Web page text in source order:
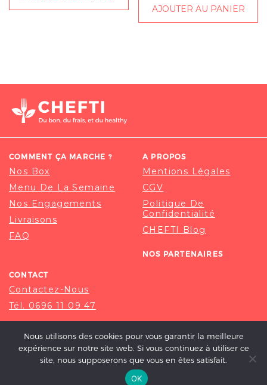
AJOUTER AU PANIER
COMMENT ÇA MARCHE ?
Nos Box
Menu De La Semaine
Nos Engagements
Livraisons
FAQ
A PROPOS
Mentions Légales
CGV
Politique De
Confidentialité
CHEFTI Blog
NOS PARTENAIRES
CONTACT
Contactez-Nous
Tél. 0696 11 09 47
© 2020-2026 CHEFTI, ALL RIGHT RESERVED.
Nous utilisons des cookies pour vous garantir la meilleure
expérience sur notre site web. Si vous continuez à utiliser ce
site, nous supposerons que vous en êtes satisfait.
OK